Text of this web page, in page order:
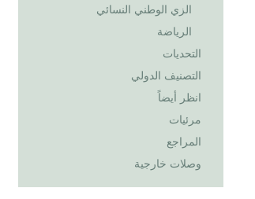
الزي الوطني النسائي
الرياضة
التحديات
التصنيف الدولي
انظر أيضاً
مرئيات
المراجع
وصلات خارجية